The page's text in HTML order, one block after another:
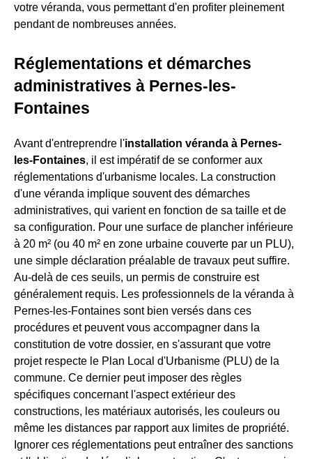
votre véranda, vous permettant d'en profiter pleinement
pendant de nombreuses années.
Réglementations et démarches
administratives à Pernes-les-
Fontaines
Avant d'entreprendre l'installation véranda à Pernes-
les-Fontaines, il est impératif de se conformer aux
réglementations d'urbanisme locales. La construction
d'une véranda implique souvent des démarches
administratives, qui varient en fonction de sa taille et de
sa configuration. Pour une surface de plancher inférieure
à 20 m² (ou 40 m² en zone urbaine couverte par un PLU),
une simple déclaration préalable de travaux peut suffire.
Au-delà de ces seuils, un permis de construire est
généralement requis. Les professionnels de la véranda à
Pernes-les-Fontaines sont bien versés dans ces
procédures et peuvent vous accompagner dans la
constitution de votre dossier, en s'assurant que votre
projet respecte le Plan Local d'Urbanisme (PLU) de la
commune. Ce dernier peut imposer des règles
spécifiques concernant l'aspect extérieur des
constructions, les matériaux autorisés, les couleurs ou
même les distances par rapport aux limites de propriété.
Ignorer ces réglementations peut entraîner des sanctions